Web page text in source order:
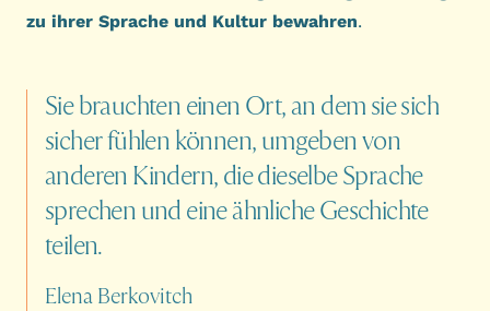
zu ihrer Sprache und Kultur bewahren.
Siebrauchten einen Ort,an dem siesich
sicherfühlen können, umgebenvon
anderen Kindern, diedieselbeSprache
sprechen und eineähnlicheGeschichte
teilen.
Elena Berkovitch